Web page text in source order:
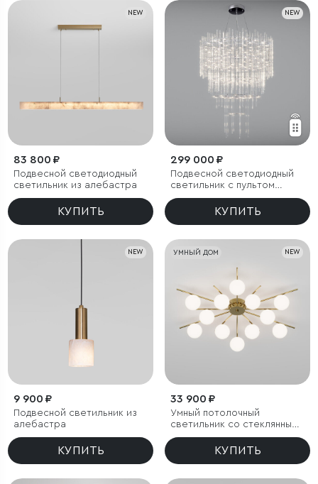
NEW
83 800 ₽
Подвесной светодиодный
светильник из алебастра
КУПИТЬ
NEW
299 000 ₽
Подвесной светодиодный
светильник с пультом
управления
КУПИТЬ
NEW
9 900 ₽
Подвесной светильник из
алебастра
КУПИТЬ
УМНЫЙ ДОМ NEW
33 900 ₽
Умный потолочный
светильник со стеклянными
плафонами под лампочку
КУПИТЬ